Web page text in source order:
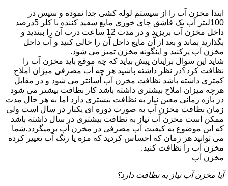
ابتدا مخزن آب را از سیستم لوله کشی جدا نموده و سپس در
100لیتر آب یک قاشق چای خوری مایع سفید کننده با کلر 5درصد
داخل مخزن آب بریزید و در مدت 12 ساعت درب آن را ببندید و
بگذارید بماند و بعد از آن مایع داخل آن را خالی کنید و آب داخل
مخزن آب پرکنید و اینگونه مخزن تمیز می شود.
شاید این سوال برایتان پیش بیاید که چه موقع باید مخزن آب را
نظافت کرد؟در نظر داشته باشید هر چه آب مصرفی میزان املاح
کمتری داشته باشد نظافت مخزن آب آسانتر می شود و در مقابل
هرچه میزان املاح بیشتری داشته باشد کار نظافت بیشتر می شود
در بازه زمانی معین نیاز به نظافت بیشتری دارد اما به هر حال مدت
زمان نظافت مخزن آب به صورت دوره ای یکبار در سال است ولی
ممکن است مخزن آب نیاز به نظافت بیشتری در سال داشته باشد
که این موضوع به کیفیت آب مصرفی در مخزن آب برمیگردد.شما
می توانید هر زمان که احساس کردید که مزه یا رنگ آب تغییر کرده
مخزن آب را نظافت کنید.
مخزن آب
آیا مخزن آب نیاز به نظافت دارد؟